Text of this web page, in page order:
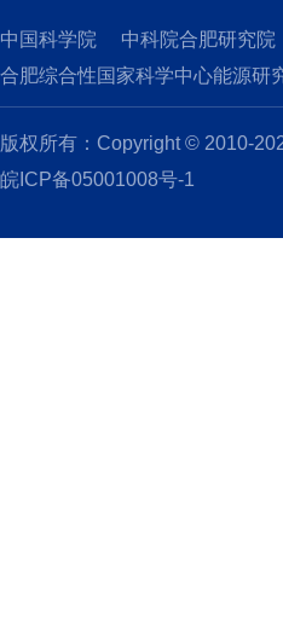
中国科学院 中科院合肥研究院
合肥综合性国家科学中心能源研
版权所有：Copyright © 2010-
皖ICP备05001008号-1